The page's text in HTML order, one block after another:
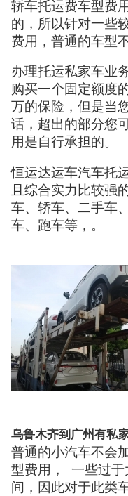
轿车托运费车型费
的，所以针对一些
费用，普通的车型
办理托运私家车业
购买一个固定额度
万的保险，但是当
话，超出的部分您
用是自行承担的。
恒运达运车汽车托
且综合实力比较强
车、轿车、二手车
车、跑车等，。
乌鲁木齐到广州有私
普通的小汽车不会
型费用， 一些过于
间，因此对于此类